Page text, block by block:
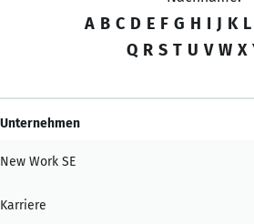
A B C D E F G H I J K L
Q R S T U V W X
Unternehmen
New Work SE
Karriere